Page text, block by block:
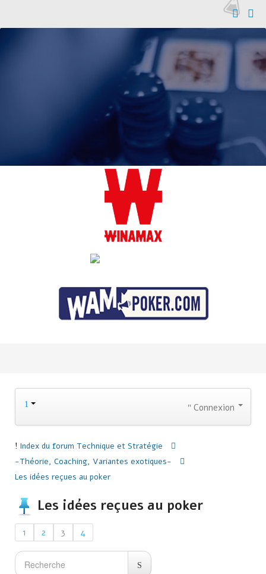
Connexion
Index du forum Technique et Stratégie
-Théorie, Coaching, Variantes exotiques-
Les idées reçues au poker
Les idées reçues au poker
1 2 3 4